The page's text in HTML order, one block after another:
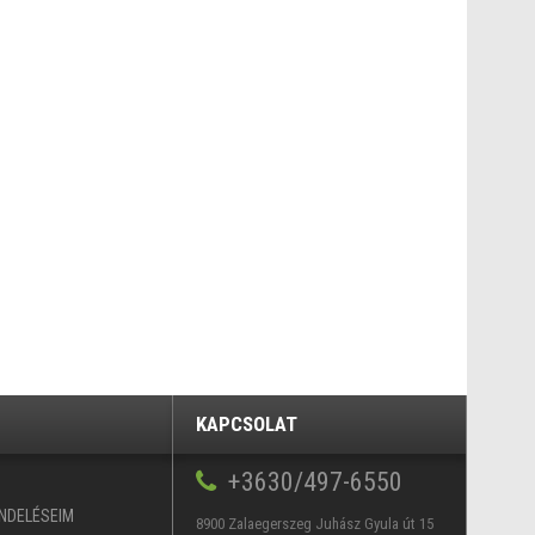
KAPCSOLAT
+3630/497-6550
8900 Zalaegerszeg Juhász Gyula út 15